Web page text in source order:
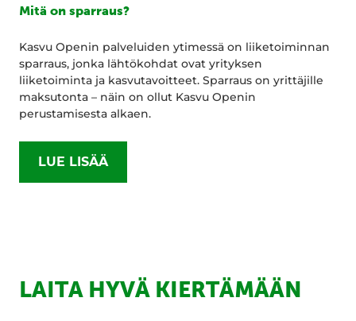
Mitä on sparraus?
Kasvu Openin palveluiden ytimessä on liiketoiminnan
sparraus, jonka lähtökohdat ovat yrityksen
liiketoiminta ja kasvutavoitteet. Sparraus on yrittäjille
maksutonta – näin on ollut Kasvu Openin
perustamisesta alkaen.
LUE LISÄÄ
LAITA HYVÄ KIERTÄMÄÄN